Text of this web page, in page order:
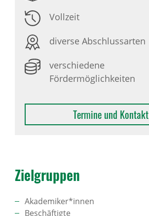
Vollzeit
diverse Abschlussarten
verschiedene
Fördermöglichkeiten
Termine und Kontakt
Ziel­gruppen
Akademiker*innen
Beschäftigte